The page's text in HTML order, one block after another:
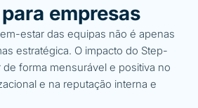
empresas
estar das equipas não é apenas
estratégica. O impacto do Step-
forma mensurável e positiva no
e na reputação interna e